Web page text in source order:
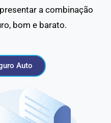
a combinação
bom e barato.
Auto